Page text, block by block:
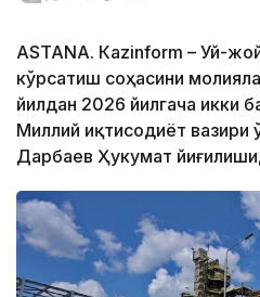
ASTANА. Кazinform – Уй-
кўрсатиш соҳасини
йилдан 2026 йилгача икки
Миллий иқтисодиёт вазири
Дарбаев Ҳукумат